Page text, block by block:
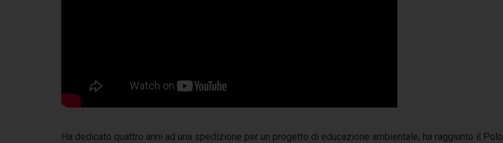
Ha dedicato quattro anni ad una spedizione per un progetto di educazione ambientale, ha raggiunto il Polo